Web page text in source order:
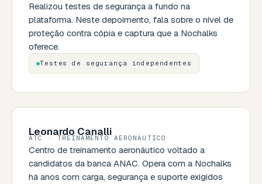
Realizou testes de segurança a fundo na
plataforma. Neste depoimento, fala sobre o nível de
proteção contra cópia e captura que a Nochalks
oferece.
Testes de segurança independentes
Leonardo Canalli
ATC · TREINAMENTO AERONÁUTICO
Centro de treinamento aeronáutico voltado a
candidatos da banca ANAC. Opera com a Nochalks
há anos com carga, segurança e suporte exigidos